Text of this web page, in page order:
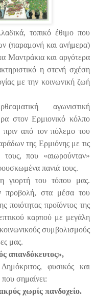
τοπικό έθιμο που
(παραμονή και ανήμερα)
Μαντράκια και αργότερα
η στενή σχέση
με την κοινωνική ζωή
αγωνιστική
στον Ερμιονικό κόλπο
από τον πόλεμο του
της Ερμιόνης με τις
που «αιωρούνταν»
πανιά τους.
γιορτή του τόπου μας.
προβολή, στα μέσα του
ποιότητας προϊόντος της
καρπού με μεγάλη
συμβολισμούς
μας.
απανδόκευτος»,
φυσικός και
σημαίνει:
χωρίς πανδοχείο.